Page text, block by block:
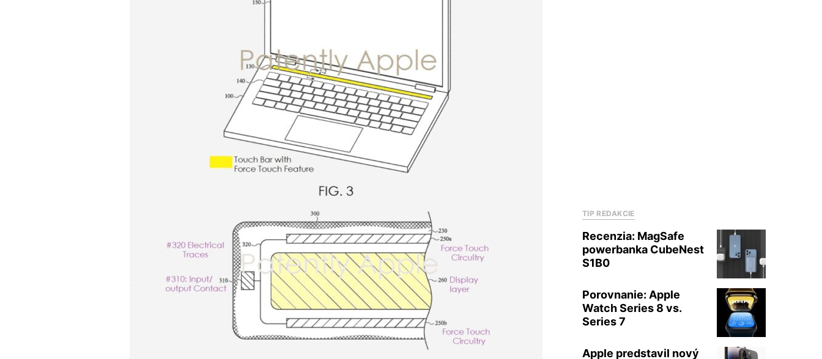
TIP REDAKCIE
Recenzia: MagSafe
powerbanka CubeNest
S1B0
Porovnanie: Apple
Watch Series 8 vs.
Series 7
Apple predstavil nový